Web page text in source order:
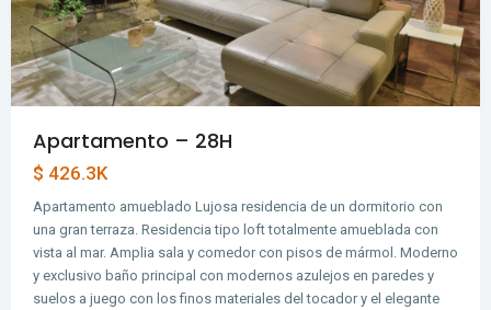
Apartamento – 28H
$ 426.3K
Apartamento amueblado Lujosa residencia de un dormitorio con
una gran terraza. Residencia tipo loft totalmente amueblada con
vista al mar. Amplia sala y comedor con pisos de mármol. Moderno
y exclusivo baño principal con modernos azulejos en paredes y
suelos a juego con los finos materiales del tocador y el elegante